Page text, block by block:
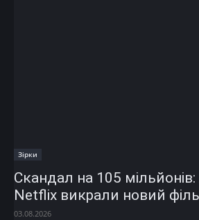
Зірки
Скандал на 105 мільйонів:
Netflix викрали новий
03.08.2026